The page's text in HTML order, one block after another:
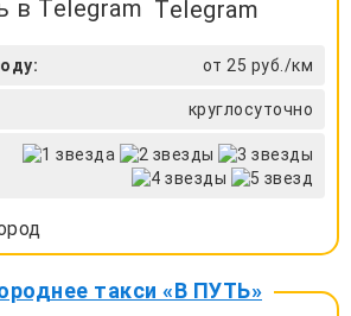
Telegram
от 25 руб./км
круглосуточно
такси «В ПУТЬ»